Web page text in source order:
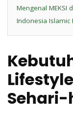
Mengenal MEKSI
Indonesia Islamic